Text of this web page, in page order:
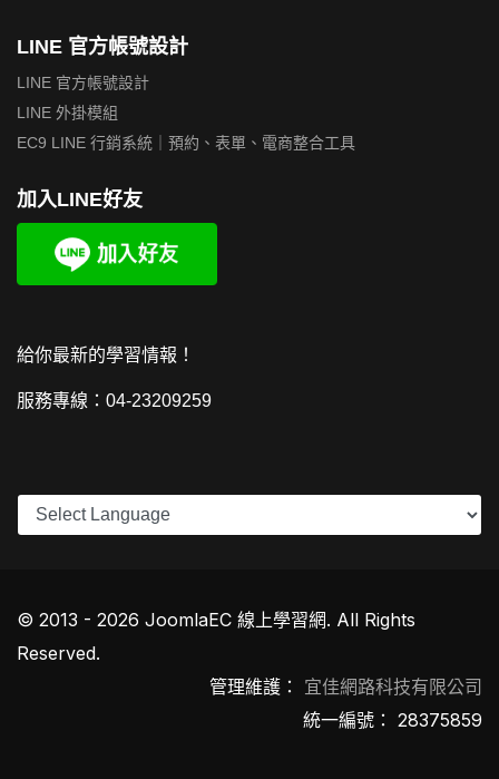
LINE 官方帳號設計
LINE 官方帳號設計
LINE 外掛模組
EC9 LINE 行銷系統｜預約、表單、電商整合工具
加入LINE好友
給你最新的學習情報！
服務專線：04-23209259
© 2013 - 2026 JoomlaEC 線上學習網. All Rights
Reserved.
管理維護： 宜佳網路科技有限公司
統一編號： 28375859